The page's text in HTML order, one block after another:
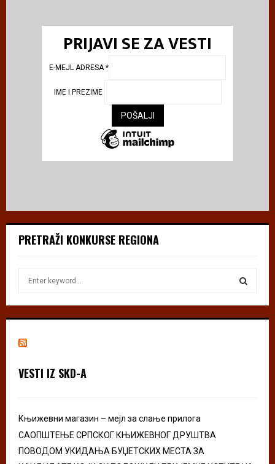
PRIJAVI SE ZA VESTI
E-MEJL ADRESA*
IME I PREZIME
PRETRAŽI KONKURSE REGIONA
h
r
S
VESTI IZ SKD-A
Књижевни магазин – мејл за слање прилога
САОПШТЕЊЕ СРПСКОГ КЊИЖЕВНОГ ДРУШТВА
ПОВОДОМ УКИДАЊА БУЏЕТСКИХ МЕСТА ЗА